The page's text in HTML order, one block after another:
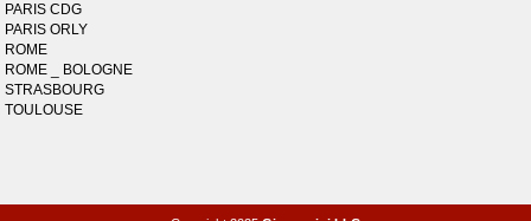
PARIS CDG
PARIS ORLY
ROME
ROME _ BOLOGNE
STRASBOURG
TOULOUSE